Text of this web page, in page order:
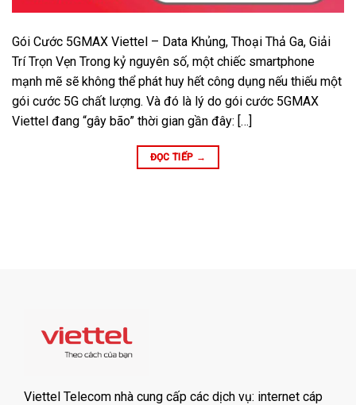
Gói Cước 5GMAX Viettel – Data Khủng, Thoại Thả Ga, Giải
Trí Trọn Vẹn Trong kỷ nguyên số, một chiếc smartphone
mạnh mẽ sẽ không thể phát huy hết công dụng nếu thiếu một
gói cước 5G chất lượng. Và đó là lý do gói cước 5GMAX
Viettel đang “gây bão” thời gian gần đây: […]
ĐỌC TIẾP →
Viettel Telecom nhà cung cấp các dịch vụ: internet cáp